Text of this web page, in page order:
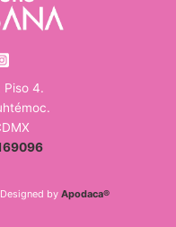
Piso 4.
| Designed by Apodaca®